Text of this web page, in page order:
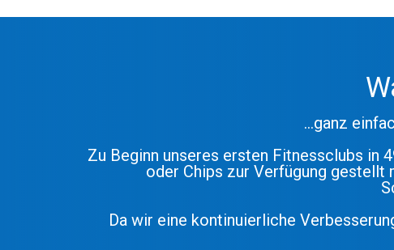
…ganz
Zu Beginn unseres ersten Fitnessclubs in
oder Chips zur Verfügung gestellt
Da wir eine kontinuierliche